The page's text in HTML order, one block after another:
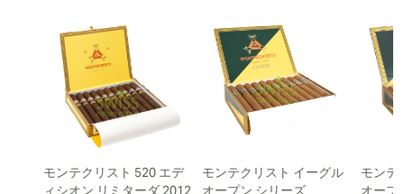
モンテクリスト 520 エデ
ィシオン リミターダ 2012
モンテクリスト イーグル
オープン シリーズ
モンテ
オープ